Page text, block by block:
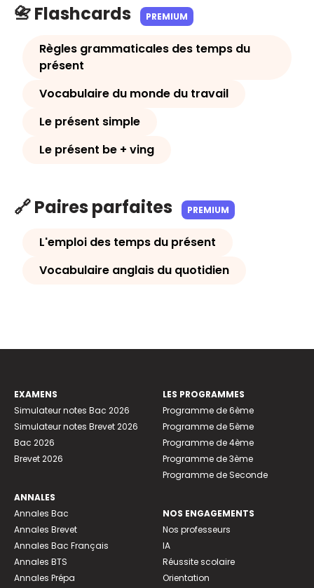
📇 Flashcards PREMIUM
Règles grammaticales des temps du
présent
Vocabulaire du monde du travail
Le présent simple
Le présent be + ving
🔗 Paires parfaites PREMIUM
L'emploi des temps du présent
Vocabulaire anglais du quotidien
EXAMENS
Simulateur notes Bac 2026
Simulateur notes Brevet 2026
Bac 2026
Brevet 2026
ANNALES
Annales Bac
Annales Brevet
Annales Bac Français
Annales BTS
Annales Prépa
LES PROGRAMMES
Programme de 6ème
Programme de 5ème
Programme de 4ème
Programme de 3ème
Programme de Seconde
NOS ENGAGEMENTS
Nos professeurs
IA
Réussite scolaire
Orientation